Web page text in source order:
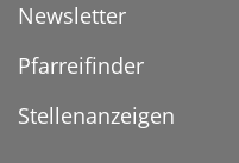
Newsletter
Pfarreifinder
Stellenanzeigen